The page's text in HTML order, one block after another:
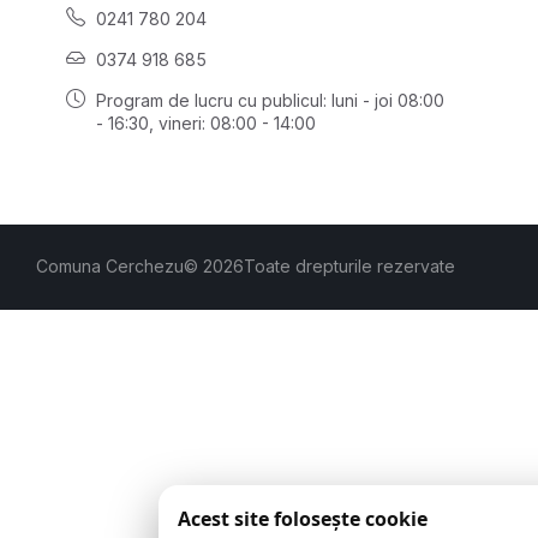
0241 780 204
0374 918 685
Program de lucru cu publicul: luni - joi 08:00
- 16:30 , vineri: 08:00 - 14:00
Comuna Cerchezu© 2026Toate drepturile rezervate
Acest site folosește cookie